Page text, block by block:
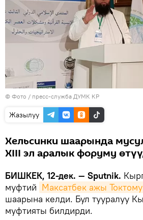
© Фото / пресс-служба ДУМК КР
Жазылуу
Хельсинки шаарында
XIII эл аралык форуму
БИШКЕК, 12-дек. — Sputnik.
муфтий Максатбек ажы
шаарына келди. Бул тууралуу
муфтияты билдирди.